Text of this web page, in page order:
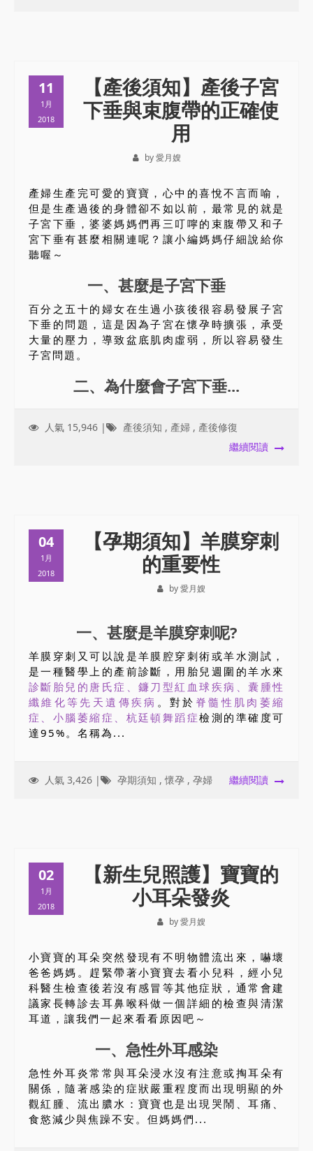
11
1月
2018
【產後須知】產後子宮
下垂與束腹帶的正確使
用
by 愛月嫂
產婦生產完可愛的寶寶，心中的喜悅不言而喻，
但是生產過後的身體卻不如以前，最常見的就是
子宮下垂，婆婆媽媽們再三叮嚀的束腹帶又和子
宮下垂有甚麼相關連呢？讓小編媽媽仔細說給你
聽喔～
一、甚麼是子宮下垂
百分之五十的婦女在生過小孩後很容易發展子宮
下垂的問題，這是因為子宮在懷孕時擴張，承受
大量的壓力，導致盆底肌肉虛弱，所以容易發生
子宮問題。
二、為什麼會子宮下垂...
人氣 15,946 | 產後須知 , 產婦 , 產後修復
繼續閱讀
04
1月
2018
【孕期須知】羊膜穿刺
的重要性
by 愛月嫂
一、甚麼是羊膜穿刺呢?
羊膜穿刺又可以說是羊膜腔穿刺術或羊水測試，
是一種醫學上的產前診斷，用胎兒週圍的羊水來
診斷胎兒的唐氏症、鐮刀型紅血球疾病、囊腫性
纖維化等先天遺傳疾病 。對於 脊髓性肌肉萎縮
症、小腦萎縮症、杭廷頓舞蹈症檢測的準確度可
達95%。名稱為...
人氣 3,426 | 孕期須知 , 懷孕 , 孕婦 繼續閱讀
02
1月
2018
【新生兒照護】寶寶的
小耳朵發炎
by 愛月嫂
小寶寶的耳朵突然發現有不明物體流出來，嚇壞
爸爸媽媽。趕緊帶著小寶寶去看小兒科，經小兒
科醫生檢查後若沒有感冒等其他症狀，通常會建
議家長轉診去耳鼻喉科做一個詳細的檢查與清潔
耳道，讓我們一起來看看原因吧～
一、急性外耳感染
急性外耳炎常常與耳朵浸水沒有注意或掏耳朵有
關係，隨著感染的症狀嚴重程度而出現明顯的外
觀紅腫、流出膿水：寶寶也是出現哭鬧、耳痛、
食慾減少與焦躁不安。但媽媽們...